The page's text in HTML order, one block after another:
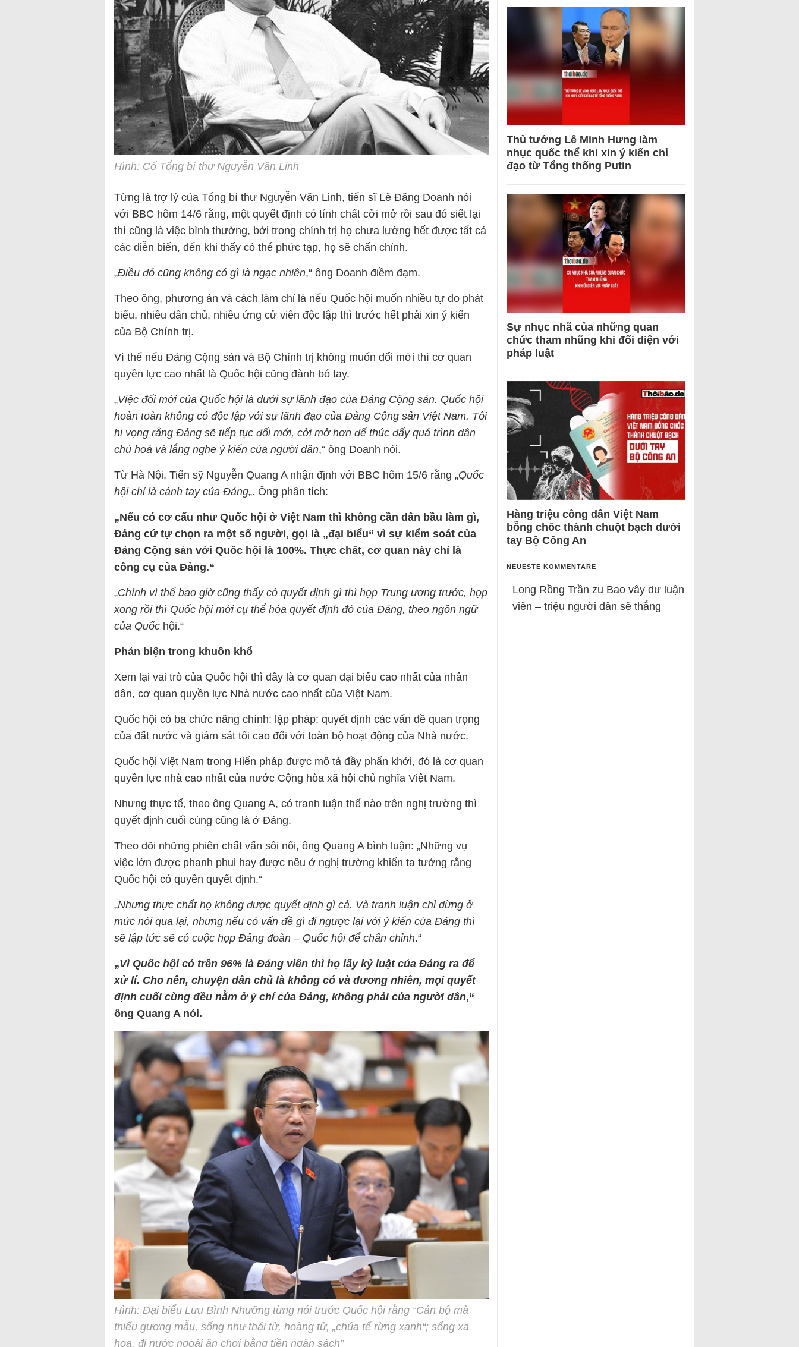
Hình: Cố Tổng bí thư Nguyễn Văn Linh
Từng là trợ lý của Tổng bí thư Nguyễn Văn Linh, tiến sĩ Lê Đăng Doanh nói
với BBC hôm 14/6 rằng, một quyết định có tính chất cởi mở rồi sau đó siết lại
thì cũng là việc bình thường, bởi trong chính trị họ chưa lường hết được tất cả
các diễn biến, đến khi thấy có thể phức tạp, họ sẽ chấn chỉnh.
„Điều đó cũng không có gì là ngạc nhiên,“ ông Doanh điềm đạm.
Theo ông, phương án và cách làm chỉ là nếu Quốc hội muốn nhiều tự do phát
biểu, nhiều dân chủ, nhiều ứng cử viên độc lập thì trước hết phải xin ý kiến
của Bộ Chính trị.
Vì thế nếu Đảng Cộng sản và Bộ Chính trị không muốn đổi mới thì cơ quan
quyền lực cao nhất là Quốc hội cũng đành bó tay.
„Việc đổi mới của Quốc hội là dưới sự lãnh đạo của Đảng Cộng sản. Quốc hội
hoàn toàn không có độc lập với sự lãnh đạo của Đảng Cộng sản Việt Nam. Tôi
hi vọng rằng Đảng sẽ tiếp tục đổi mới, cởi mở hơn để thúc đẩy quá trình dân
chủ hoá và lắng nghe ý kiến của người dân,“ ông Doanh nói.
Từ Hà Nội, Tiến sỹ Nguyễn Quang A nhận định với BBC hôm 15/6 rằng „Quốc
hội chỉ là cánh tay của Đảng„. Ông phân tích:
„Nếu có cơ cấu như Quốc hội ở Việt Nam thì không cần dân bầu làm gì,
Đảng cứ tự chọn ra một số người, gọi là „đại biểu“ vì sự kiểm soát của
Đảng Cộng sản với Quốc hội là 100%. Thực chất, cơ quan này chỉ là
công cụ của Đảng.“
„Chính vì thế bao giờ cũng thấy có quyết định gì thì họp Trung ương trước, họp
xong rồi thì Quốc hội mới cụ thể hóa quyết định đó của Đảng, theo ngôn ngữ
của Quốc hội.“
Phản biện trong khuôn khổ
Xem lại vai trò của Quốc hội thì đây là cơ quan đại biểu cao nhất của nhân
dân, cơ quan quyền lực Nhà nước cao nhất của Việt Nam.
Quốc hội có ba chức năng chính: lập pháp; quyết định các vấn đề quan trọng
của đất nước và giám sát tối cao đối với toàn bộ hoạt động của Nhà nước.
Quốc hội Việt Nam trong Hiến pháp được mô tả đầy phấn khởi, đó là cơ quan
quyền lực nhà cao nhất của nước Cộng hòa xã hội chủ nghĩa Việt Nam.
Nhưng thực tế, theo ông Quang A, có tranh luận thế nào trên nghị trường thì
quyết định cuối cùng cũng là ở Đảng.
Theo dõi những phiên chất vấn sôi nối, ông Quang A bình luận: „Những vụ
việc lớn được phanh phui hay được nêu ở nghị trường khiến ta tưởng rằng
Quốc hội có quyền quyết định.“
„Nhưng thực chất họ không được quyết định gì cả. Và tranh luận chỉ dừng ở
mức nói qua lại, nhưng nếu có vấn đề gì đi ngược lại với ý kiến của Đảng thì
sẽ lập tức sẽ có cuộc họp Đảng đoàn – Quốc hội để chấn chỉnh.“
„Vì Quốc hội có trên 96% là Đảng viên thì họ lấy kỷ luật của Đảng ra để
xử lí. Cho nên, chuyện dân chủ là không có và đương nhiên, mọi quyết
định cuối cùng đều nằm ở ý chí của Đảng, không phải của người dân,“
ông Quang A nói.
Hình: Đại biểu Lưu Bình Nhưỡng từng nói trước Quốc hội rằng “Cán bộ mà
thiếu gương mẫu, sống như thái tử, hoàng tử, „chúa tể rừng xanh“; sống xa
hoa, đi nước ngoài ăn chơi bằng tiền ngân sách”
Thủ tướng Lê Minh Hưng làm
nhục quốc thể khi xin ý kiến chỉ
đạo từ Tổng thống Putin
Sự nhục nhã của những quan
chức tham nhũng khi đối diện với
pháp luật
Hàng triệu công dân Việt Nam
bỗng chốc thành chuột bạch dưới
tay Bộ Công An
NEUESTE KOMMENTARE
Long Rồng Trần zu Bao vây dư luận
viên – triệu người dân sẽ thắng